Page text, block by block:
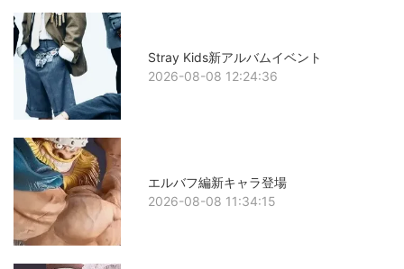
Stray Kids新アルバムイベント
2026-08-08 12:24:36
エルバフ編新キャラ登場
2026-08-08 11:34:15